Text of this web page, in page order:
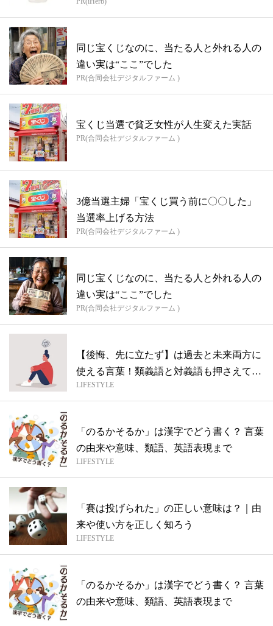
同じ宝くじなのに、当たる人と外れる人の
違い実は“ここ”でした
PR(合同会社デジタルファーム )
宝くじ当選で貧乏女性が人生変えた実話
PR(合同会社デジタルファーム )
3億当選主婦「宝くじ買う前に〇〇した」
当選率上げる方法
PR(合同会社デジタルファーム )
同じ宝くじなのに、当たる人と外れる人の
違い実は“ここ”でした
PR(合同会社デジタルファーム )
【後悔、先に立たず】は過去と未来両方に
使える言葉！類義語と対義語も押さえてお
こう
LIFESTYLE
「のるかそるか」は漢字でどう書く？ 言葉
の由来や意味、類語、英語表現まで
LIFESTYLE
「賽は投げられた」の正しい意味は？｜由
来や使い方を正しく知ろう
LIFESTYLE
「のるかそるか」は漢字でどう書く？ 言葉
の由来や意味、類語、英語表現まで